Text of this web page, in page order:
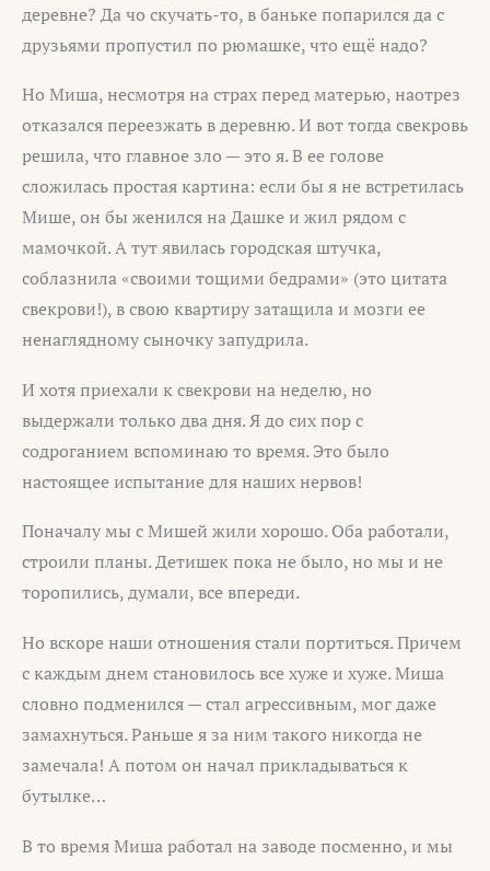
деревне? Да чо скучать-то, в баньке попарился да с
друзьями пропустил по рюмашке, что ещё надо?
Но Миша, несмотря на страх перед матерью, наотрез
отказался переезжать в деревню. И вот тогда свекровь
решила, что главное зло — это я. В ее голове
сложилась простая картина: если бы я не встретилась
Мише, он бы женился на Дашке и жил рядом с
мамочкой. А тут явилась городская штучка,
соблазнила «своими тощими бедрами» (это цитата
свекрови!), в свою квартиру затащила и мозги ее
ненаглядному сыночку запудрила.
И хотя приехали к свекрови на неделю, но
выдержали только два дня. Я до сих пор с
содроганием вспоминаю то время. Это было
настоящее испытание для наших нервов!
Поначалу мы с Мишей жили хорошо. Оба работали,
строили планы. Детишек пока не было, но мы и не
торопились, думали, все впереди.
Но вскоре наши отношения стали портиться. Причем
с каждым днем становилось все хуже и хуже. Миша
словно подменился — стал агрессивным, мог даже
замахнуться. Раньше я за ним такого никогда не
замечала! А потом он начал прикладываться к
бутылке…
В то время Миша работал на заводе посменно, и мы